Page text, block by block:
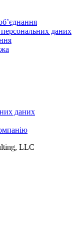
даних
даних
LLC